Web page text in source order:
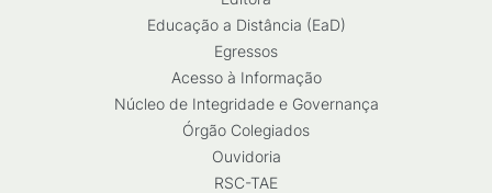
Educação a Distância (EaD)
Egressos
Acesso à Informação
Núcleo de Integridade e Governança
Órgão Colegiados
Ouvidoria
RSC-TAE